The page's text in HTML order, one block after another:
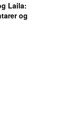
Laila:
og